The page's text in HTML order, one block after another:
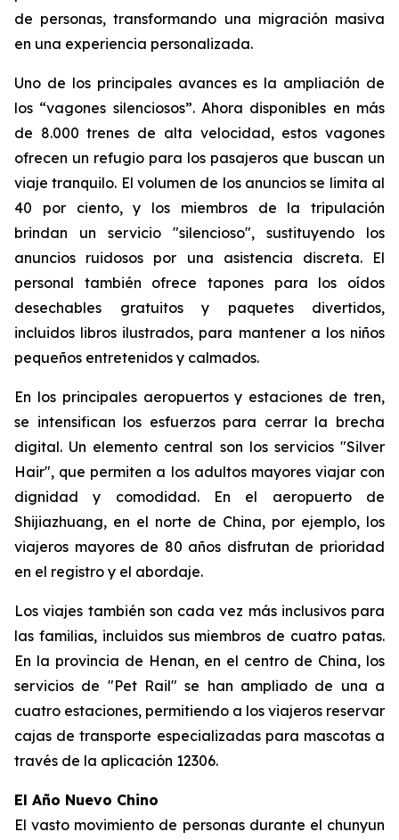
de personas, transformando una migración masiva
en una experiencia personalizada.
Uno de los principales avances es la ampliación de
los “vagones silenciosos”. Ahora disponibles en más
de 8.000 trenes de alta velocidad, estos vagones
ofrecen un refugio para los pasajeros que buscan un
viaje tranquilo. El volumen de los anuncios se limita al
40 por ciento, y los miembros de la tripulación
brindan un servicio "silencioso", sustituyendo los
anuncios ruidosos por una asistencia discreta. El
personal también ofrece tapones para los oídos
desechables gratuitos y paquetes divertidos,
incluidos libros ilustrados, para mantener a los niños
pequeños entretenidos y calmados.
En los principales aeropuertos y estaciones de tren,
se intensifican los esfuerzos para cerrar la brecha
digital. Un elemento central son los servicios "Silver
Hair", que permiten a los adultos mayores viajar con
dignidad y comodidad. En el aeropuerto de
Shijiazhuang, en el norte de China, por ejemplo, los
viajeros mayores de 80 años disfrutan de prioridad
en el registro y el abordaje.
Los viajes también son cada vez más inclusivos para
las familias, incluidos sus miembros de cuatro patas.
En la provincia de Henan, en el centro de China, los
servicios de "Pet Rail" se han ampliado de una a
cuatro estaciones, permitiendo a los viajeros reservar
cajas de transporte especializadas para mascotas a
través de la aplicación 12306.
El Año Nuevo Chino
El vasto movimiento de personas durante el chunyun